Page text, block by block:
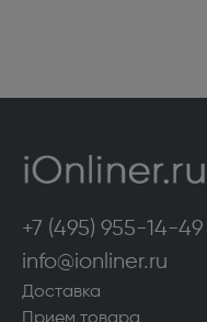
+7 (495) 955-14-49
info@ionliner.ru
Доставка